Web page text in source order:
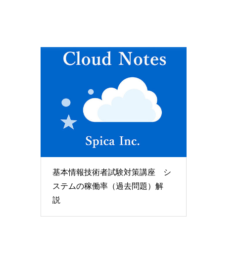
基本情報技術者試験対策講座 シ
ステムの稼働率（過去問題）解
説